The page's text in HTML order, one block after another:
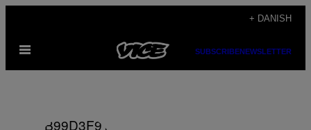
indhold
+ DANISH
Åbn
SUBSCRIBENEWSLETTER